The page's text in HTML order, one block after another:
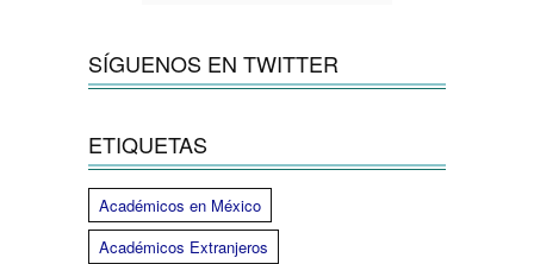
SÍGUENOS EN TWITTER
ETIQUETAS
Académicos en México
Académicos Extranjeros